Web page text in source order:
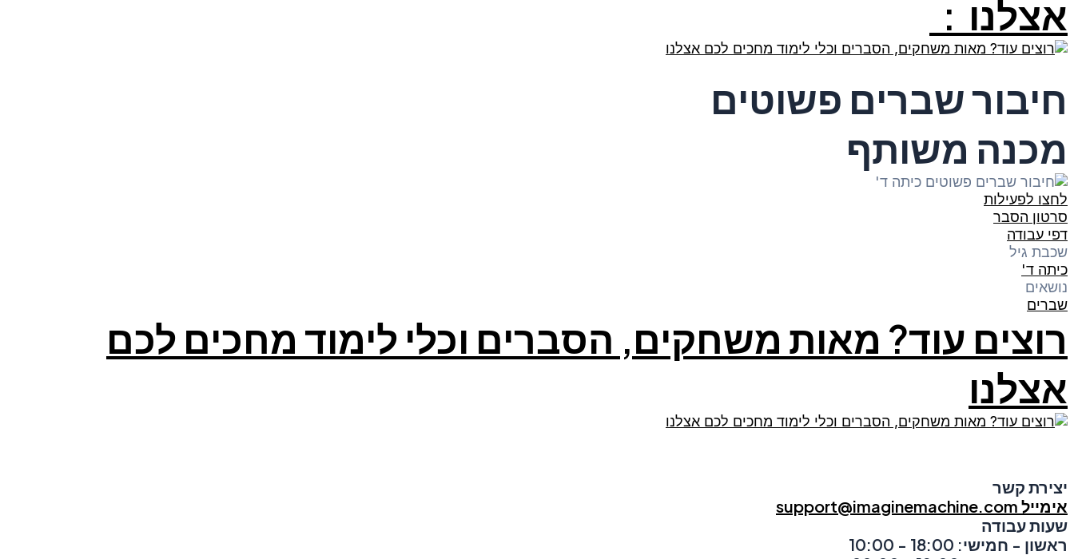
אצלנו :
חיבור שברים פשוטים
מכנה משותף
לחצו לפעילות
סרטון הסבר
דפי עבודה
שכבת גיל
כיתה ד'
נושאים
שברים
רוצים עוד? מאות משחקים, הסברים וכלי לימוד מחכים לכם
אצלנו
יצירת קשר
אימייל support@imaginemachine.com
שעות עבודה
ראשון - חמישי: 18:00 - 10:00